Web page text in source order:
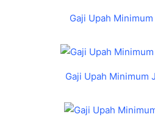
Gaji Upah
Gaji Upah Minimum